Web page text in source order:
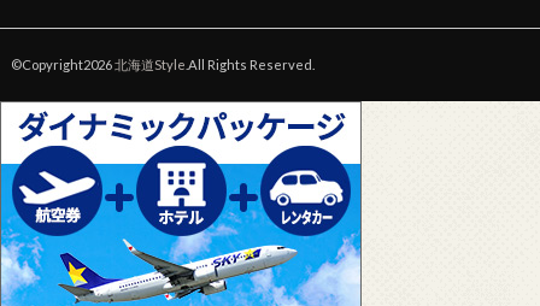
©Copyright2026北海道Style .All Rights Reserved.